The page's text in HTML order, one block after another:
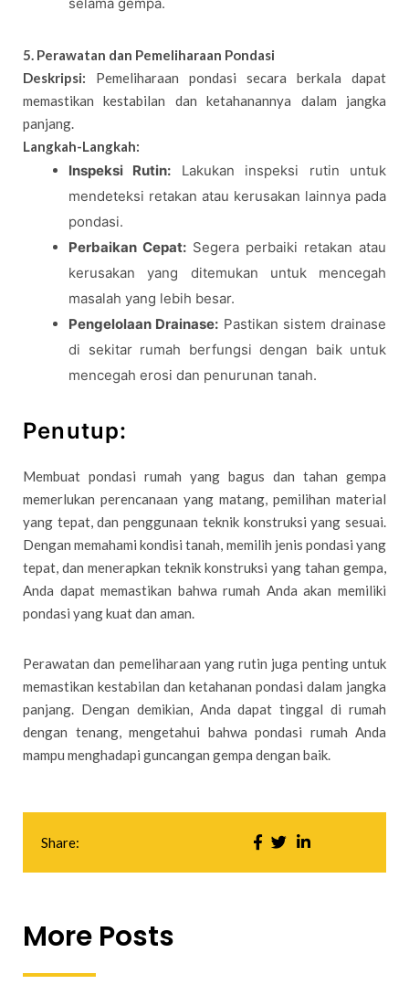
5. Perawatan dan Pemeliharaan Pondasi
Deskripsi: Pemeliharaan pondasi secara berkala dapat
memastikan kestabilan dan ketahanannya dalam jangka
panjang.
Langkah-Langkah:
Inspeksi Rutin: Lakukan inspeksi rutin untuk
mendeteksi retakan atau kerusakan lainnya pada
pondasi.
Perbaikan Cepat: Segera perbaiki retakan atau
kerusakan yang ditemukan untuk mencegah
masalah yang lebih besar.
Pengelolaan Drainase: Pastikan sistem drainase
di sekitar rumah berfungsi dengan baik untuk
mencegah erosi dan penurunan tanah.
Penutup:
Membuat pondasi rumah yang bagus dan tahan gempa
memerlukan perencanaan yang matang, pemilihan material
yang tepat, dan penggunaan teknik konstruksi yang sesuai.
Dengan memahami kondisi tanah, memilih jenis pondasi yang
tepat, dan menerapkan teknik konstruksi yang tahan gempa,
Anda dapat memastikan bahwa rumah Anda akan memiliki
pondasi yang kuat dan aman.
Perawatan dan pemeliharaan yang rutin juga penting untuk
memastikan kestabilan dan ketahanan pondasi dalam jangka
panjang. Dengan demikian, Anda dapat tinggal di rumah
dengan tenang, mengetahui bahwa pondasi rumah Anda
mampu menghadapi guncangan gempa dengan baik.
Share:
More Posts